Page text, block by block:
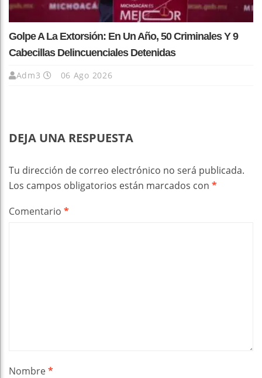
Golpe A La Extorsión: En Un Año, 50 Criminales Y 9
Cabecillas Delincuenciales Detenidas
Adm3 06 Ago 2026
DEJA UNA RESPUESTA
Tu dirección de correo electrónico no será publicada.
Los campos obligatorios están marcados con *
Comentario *
Nombre*